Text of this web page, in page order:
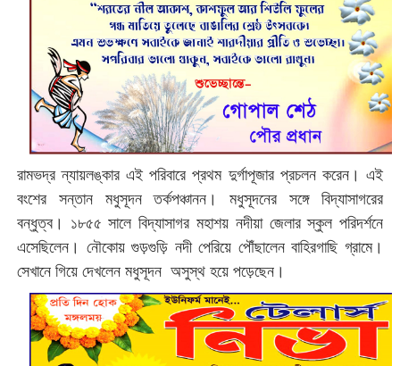
রামভদ্র ন্যায়লঙ্কার এই পরিবারে প্রথম দুর্গাপূজার প্রচলন করেন। এই
বংশের সন্তান মধুসূদন তর্কপঞ্চানন। মধুসূদনের সঙ্গে বিদ্যাসাগরের
বন্ধুত্ব। ১৮৫৫ সালে বিদ্যাসাগর মহাশয় নদীয়া জেলার স্কুল পরিদর্শনে
এসেছিলেন। নৌকোয় গুড়গুড়ি নদী পেরিয়ে পৌঁছালেন বাহিরগাছি গ্রামে।
সেখানে গিয়ে দেখলেন মধুসূদন অসুস্থ হয়ে পড়েছেন।